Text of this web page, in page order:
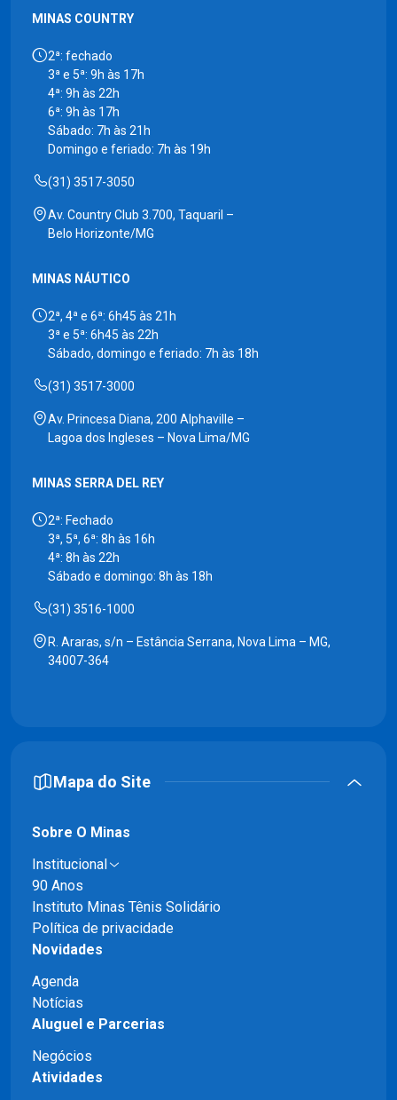
MINAS COUNTRY
2ª: fechado
3ª e 5ª: 9h às 17h
4ª: 9h às 22h
6ª: 9h às 17h
Sábado: 7h às 21h
Domingo e feriado: 7h às 19h
(31) 3517-3050
Av. Country Club 3.700, Taquaril –
Belo Horizonte/MG
MINAS NÁUTICO
2ª, 4ª e 6ª: 6h45 às 21h
3ª e 5ª: 6h45 às 22h
Sábado, domingo e feriado: 7h às 18h
(31) 3517-3000
Av. Princesa Diana, 200 Alphaville –
Lagoa dos Ingleses – Nova Lima/MG
MINAS SERRA DEL REY
2ª: Fechado
3ª, 5ª, 6ª: 8h às 16h
4ª: 8h às 22h
Sábado e domingo: 8h às 18h
(31) 3516-1000
R. Araras, s/n – Estância Serrana, Nova Lima – MG,
34007-364
Mapa do Site
Sobre O Minas
Institucional
90 Anos
Instituto Minas Tênis Solidário
Política de privacidade
Novidades
Agenda
Notícias
Aluguel e Parcerias
Negócios
Atividades